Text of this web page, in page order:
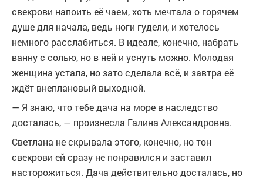
свекрови напоить её чаем, хоть мечтала о горячем
душе для начала, ведь ноги гудели, и хотелось
немного расслабиться. В идеале, конечно, набрать
ванну с солью, но в ней и уснуть можно. Молодая
женщина устала, но зато сделала всё, и завтра её
ждёт внеплановый выходной.
— Я знаю, что тебе дача на море в наследство
досталась, — произнесла Галина Александровна.
Светлана не скрывала этого, конечно, но тон
свекрови ей сразу не понравился и заставил
насторожиться. Дача действительно досталась, но